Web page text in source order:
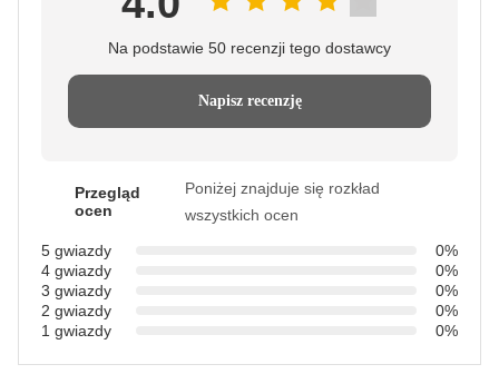
Na podstawie 50 recenzji tego dostawcy
Napisz recenzję
Przegląd
ocen
Poniżej znajduje się rozkład
wszystkich ocen
5 gwiazdy
0%
4 gwiazdy
0%
3 gwiazdy
0%
2 gwiazdy
0%
1 gwiazdy
0%